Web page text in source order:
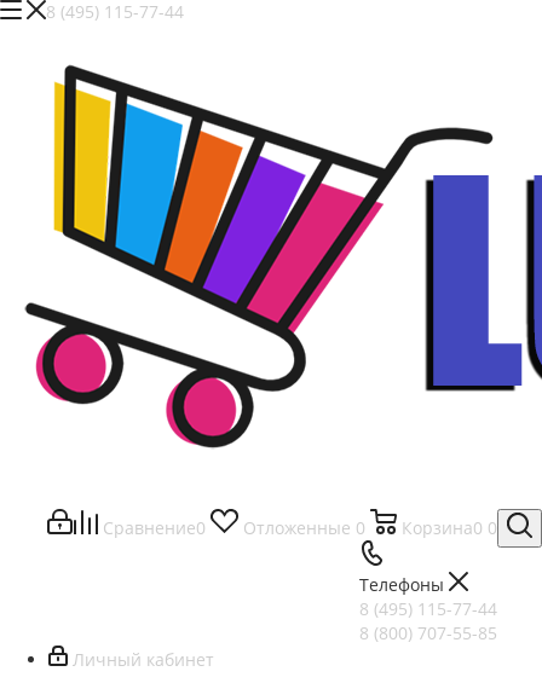
Сравнение0 Отложенные 0 Корзина0 0
Телефоны
8 (495) 115-77-44
8 (800) 707-55-85
8 (495) 115-77-44
Личный кабинет